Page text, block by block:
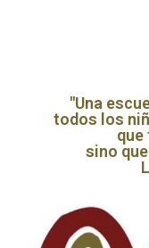
"Una
todos los
que
sino